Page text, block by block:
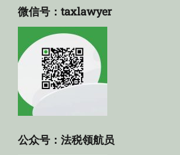
微信号：taxlawyer
公众号：法税领航员